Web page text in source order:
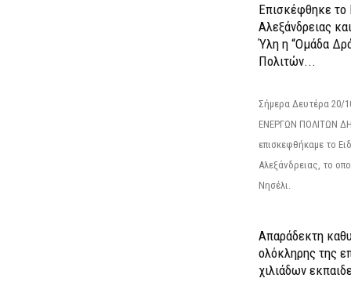
Επισκέφθηκε το
Αλεξάνδρειας
Ύλη η “Ομάδα
Πολιτών...
Σήμερα Δευτέρα
ΕΝΕΡΓΩΝ ΠΟΛΙΤΩΝ
επισκεφθήκαμε το
Αλεξάνδρειας, το
Νησέλι.
Απαράδεκτη
ολόκληρης της
χιλιάδων